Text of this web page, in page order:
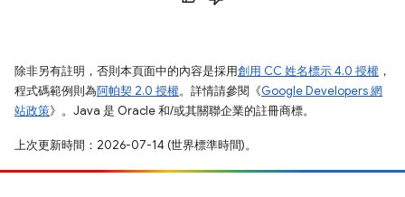
除非另有註明，否則本頁面中的內容是採用創用 CC 姓名標示 4.0 授權 ，
程式碼範例則為阿帕契 2.0 授權。詳情請參閱《Google Developers 網
站政策》。Java 是 Oracle 和/或其關聯企業的註冊商標。
上次更新時間：2026-07-14 (世界標準時間)。